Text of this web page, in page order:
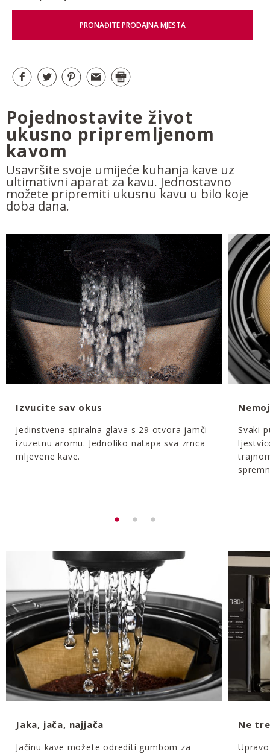
PRONAĐITE PRODAJNA MJESTA
Pojednostavite život
ukusno pripremljenom
kavom
Usavršite svoje umijeće kuhanja kave uz
ultimativni aparat za kavu. Jednostavno
možete pripremiti ukusnu kavu u bilo koje
doba dana.
Izvucite sav okus
Jedinstvena spiralna glava s 29 otvora jamči
izuzetnu aromu. Jednoliko natapa sva zrnca
mljevene kave.
Svaki
Jaka, jača, najjača
Jačinu kave možete odrediti gumbom za
Ne